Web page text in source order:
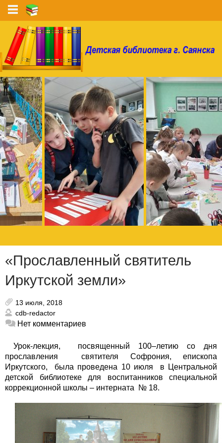
«Прославленный святитель
Иркутской земли»
13 июля, 2018
cdb-redactor
Нет комментариев
Урок-лекция, посвященный 100–летию со дня
прославления святителя Софрония, епископа
Иркутского, была проведена 10 июля в Центральной
детской библиотеке для воспитанников специальной
коррекционной школы – интерната № 18.